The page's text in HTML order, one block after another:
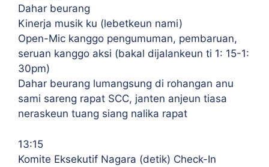
Dahar beurang
Kinerja musik ku (lebetkeun nami)
Open-Mic kanggo pengumuman, pembaruan,
seruan kanggo aksi (bakal dijalankeun ti 1: 15-1:
30pm)
Dahar beurang lumangsung di rohangan anu
sami sareng rapat SCC, janten anjeun tiasa
neraskeun tuang siang nalika rapat
13:15
Komite Eksekutif Nagara (detik) Check-In